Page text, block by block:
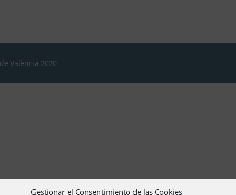
Gestionar el Consentimiento de las Cookies
València 2020